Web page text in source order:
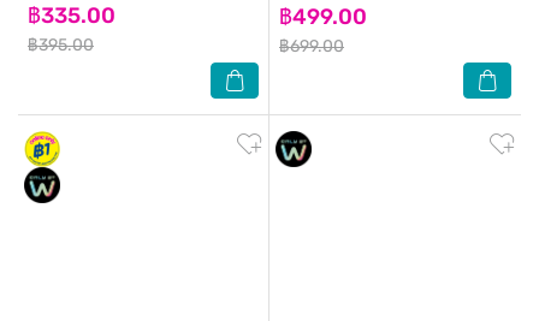
฿335.00
฿395.00
฿499.00
฿699.00